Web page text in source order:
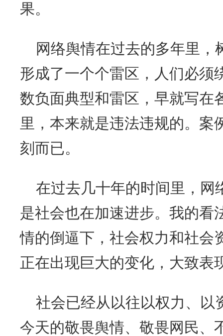
果。
网络舆情在过去的多年里，
形成了一个个雷区，人们必须
数负面典型和雷区，早就写在
里，本来就是违法违规的。案
刻而已。
在过去几十年的时间里，网
是社会也在加速进步。我的看
情的倒逼下，社会权力和社会
正在出现巨大的变化，大致表
社会已经从以往以权力、以
今天的敬畏舆情、敬畏网民、